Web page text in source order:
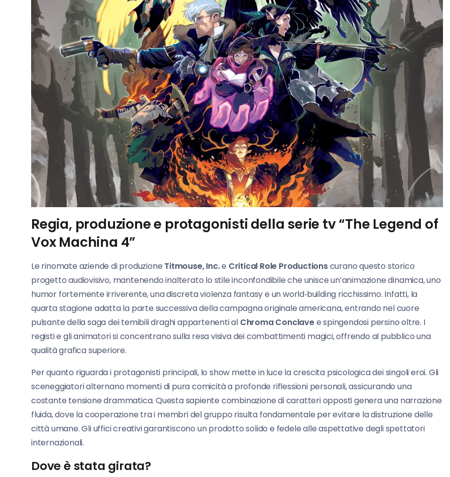
Regia, produzione e protagonisti della serie tv “The Legend of
Vox Machina 4”
Le rinomate aziende di produzione Titmouse, Inc.e Critical Role Productionscurano questo storico
progetto audiovisivo, mantenendo inalterato lo stile inconfondibile che unisce un’animazione dinamica, uno
humor fortemente irriverente, una discreta violenza fantasy e un world‑building ricchissimo. Infatti, la
quarta stagione adatta la parte successiva della campagna originale americana, entrando nel cuore
pulsante della saga dei temibili draghi appartenenti al Chroma Conclavee spingendosi persino oltre. I
registi e gli animatori si concentrano sulla resa visiva dei combattimenti magici, offrendo al pubblico una
qualità grafica superiore.
Per quanto riguarda i protagonisti principali, lo show mette in luce la crescita psicologica dei singoli eroi. Gli
sceneggiatori alternano momenti di pura comicità a profonde riflessioni personali, assicurando una
costante tensione drammatica. Questa sapiente combinazione di caratteri opposti genera una narrazione
fluida, dove la cooperazione tra i membri del gruppo risulta fondamentale per evitare la distruzione delle
città umane. Gli uffici creativi garantiscono un prodotto solido e fedele alle aspettative degli spettatori
internazionali.
Dove è stata girata?